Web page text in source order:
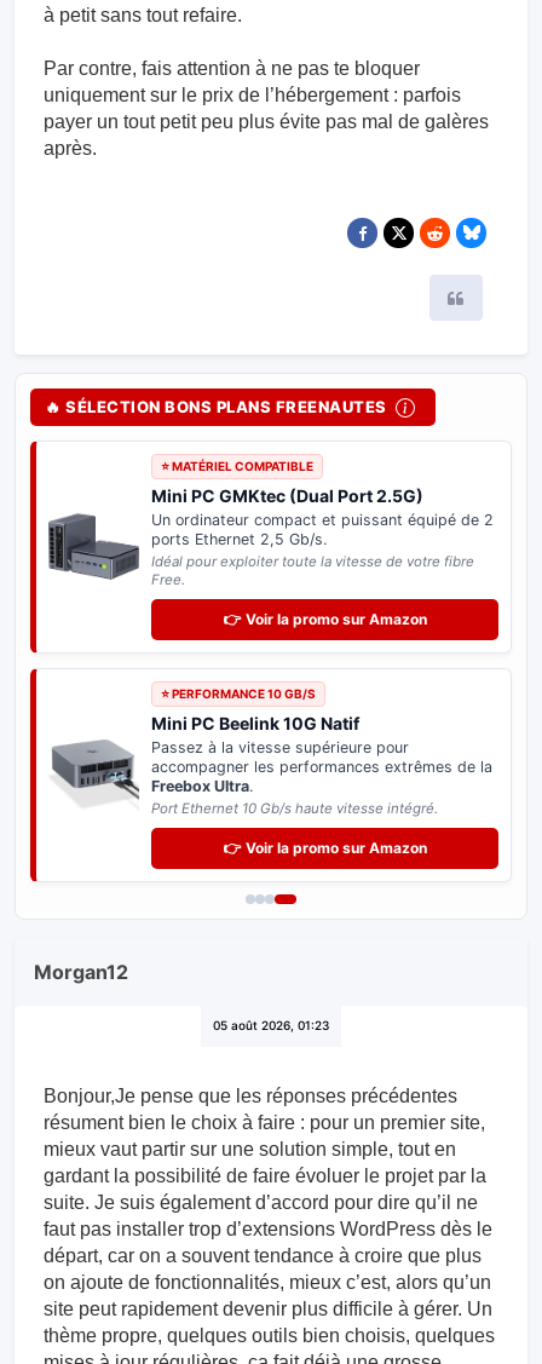
à petit sans tout refaire.
Par contre, fais attention à ne pas te bloquer
uniquement sur le prix de l’hébergement : parfois
payer un tout petit peu plus évite pas mal de galères
après.
🔥 SÉLECTION BONS PLANS FREENAUTES
⭐ MATÉRIEL COMPATIBLE
Mini PC GMKtec (Dual Port 2.5G)
Un ordinateur compact et puissant équipé de 2
ports Ethernet 2,5 Gb/s.
Idéal pour exploiter toute la vitesse de votre fibre
Free.
👉 Voir la promo sur Amazon
⭐ PERFORMANCE 10 GB/S
Mini PC Beelink 10G Natif
Passez à la vitesse supérieure pour
accompagner les performances extrêmes de la
Freebox Ultra.
Port Ethernet 10 Gb/s haute vitesse intégré.
👉 Voir la promo sur Amazon
Morgan12
05 août 2026, 01:23
Bonjour,Je pense que les réponses précédentes
résument bien le choix à faire : pour un premier site,
mieux vaut partir sur une solution simple, tout en
gardant la possibilité de faire évoluer le projet par la
suite. Je suis également d’accord pour dire qu’il ne
faut pas installer trop d’extensions WordPress dès le
départ, car on a souvent tendance à croire que plus
on ajoute de fonctionnalités, mieux c’est, alors qu’un
site peut rapidement devenir plus difficile à gérer. Un
thème propre, quelques outils bien choisis, quelques